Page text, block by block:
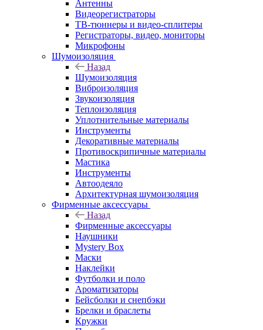
Антенны
Видеорегистраторы
ТВ-тюннеры и видео-сплитеры
Регистраторы, видео, мониторы
Микрофоны
Шумоизоляция
Назад
Шумоизоляция
Виброизоляция
Звукоизоляция
Теплоизоляция
Уплотнительные материалы
Инструменты
Декоративные материалы
Противоскрипичные материалы
Мастика
Инструменты
Автоодеяло
Архитектурная шумоизоляция
Фирменные аксессуары
Назад
Фирменные аксессуары
Наушники
Mystery Box
Маски
Наклейки
Футболки и поло
Ароматизаторы
Бейсболки и снепбэки
Брелки и браслеты
Кружки